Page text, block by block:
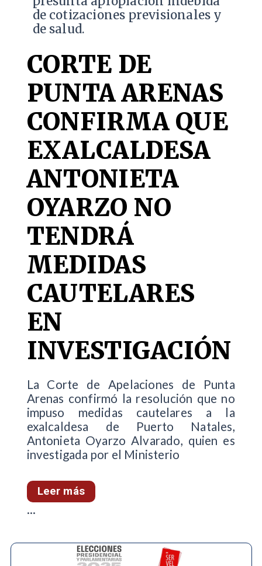
de cotizaciones previsionales y
de salud.
CORTE DE
PUNTA ARENAS
CONFIRMA QUE
EXALCALDESA
ANTONIETA
OYARZO NO
TENDRÁ
MEDIDAS
CAUTELARES
EN
INVESTIGACIÓN
La Corte de Apelaciones de Punta
Arenas confirmó la resolución que no
impuso medidas cautelares a la
exalcaldesa de Puerto Natales,
Antonieta Oyarzo Alvarado, quien es
investigada por el Ministerio
Leer más
...